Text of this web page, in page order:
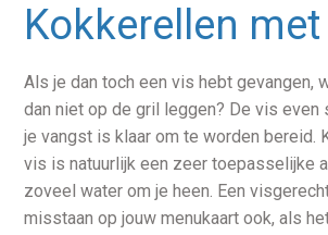
Kokkerellen
Als je dan toch een vis hebt gevangen,
dan niet op de gril leggen? De vis even
je vangst is klaar om te worden bereid.
vis is natuurlijk een zeer toepasselijke
zoveel water om je heen. Een
misstaan op jouw menukaart ook, als